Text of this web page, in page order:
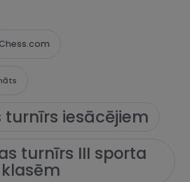
Chess.com
turnīrs iesācējiem
turnīrs III sporta
klasēm